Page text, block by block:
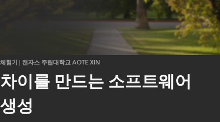
체험기 | 캔자스 주립대학교 AOTE XIN
차이를 만드는 소프트웨어
생성